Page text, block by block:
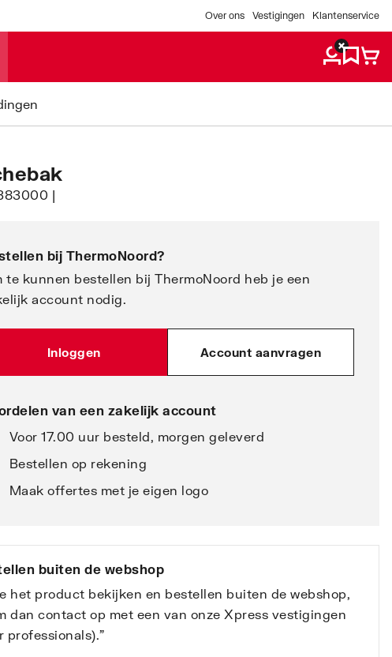
Over ons Vestigingen Klantenservice
|
bij ThermoNoord?
te kunnen bestellen bij ThermoNoord heb je een
account nodig.
Inloggen Account aanvragen
van een zakelijk account
Voor 17.00 uur besteld, morgen geleverd
Bestellen op rekening
Maak offertes met je eigen logo
buiten de webshop
het product bekijken en bestellen buiten de webshop,
dan contact op met een van onze Xpress vestigingen
professionals).”